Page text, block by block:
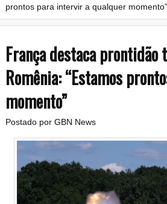
prontos para intervir a qualquer momento”
França destaca
Romênia: “Estamos
momento”
Postado por GBN News